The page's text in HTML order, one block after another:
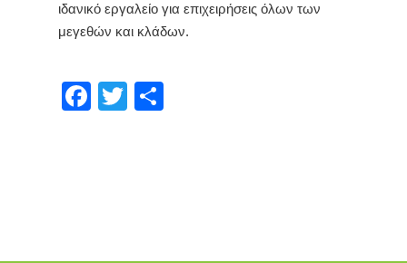
ιδανικό εργαλείο για επιχειρήσεις όλων των
μεγεθών και κλάδων.
Facebook
Twitter